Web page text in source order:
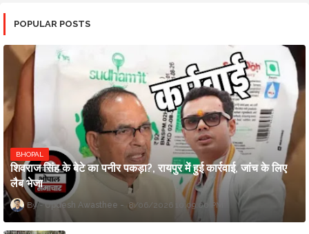
POPULAR POSTS
BHOPAL
शिवराज सिंह के बेटे का पनीर पकड़ा?, रायपुर में हुई कार्रवाई, जांच के लिए
लैब भेजा
Updesh Awasthee 8/06/2026 10:09:00 PM